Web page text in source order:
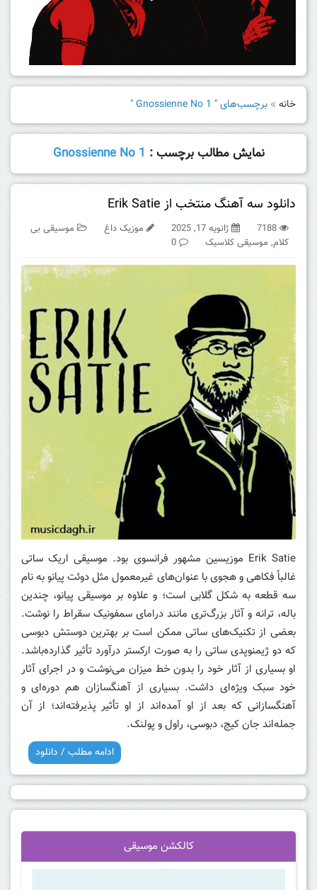
خانه » برچسب‌های " Gnossienne No 1 "
نمایش مطالب برچسب : Gnossienne No 1
دانلود سه آهنگ منتخب از Erik Satie
7188 ژانویه 17, 2025 موزیک داغ
موسیقی بی
کلام, موسیقی کلاسیک 0
Erik Satie موزیسین مشهور فرانسوی بود. موسیقی اریک ساتی
غالباً فکاهی و هجوی با عنوان‌های غیرمعمول مثل دوئت پیانو به نام
سه قطعه به شکل گلابی است؛ و علاوه بر موسیقی پیانو، چندین
باله، ترانه و آثار بزرگ‌تری مانند درامای سمفونیک سقراط را نوشت.
بعضی از تکنیک‌های ساتی ممکن است بر بهترین دوستش دبوسی
که دو ژیمنوپدی ساتی را به صورت ارکستر درآورد تأثیر گذارده‌باشد.
او بسیاری از آثار خود را بدون خط میزان می‌نوشت و در اجرای آثار
خود سبک ویژه‌ای داشت. بسیاری از آهنگسازان هم دوره‌ای و
آهنگسازانی که بعد از او آمده‌اند از او تأثیر پذیرفته‌اند؛ از آن
جمله‌اند جان کیج، دبوسی، راول و پولنک.
ادامه مطلب / دانلود
کالکشن موسیقی